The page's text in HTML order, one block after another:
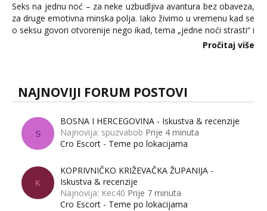
Seks na jednu noć – za neke uzbudljiva avantura bez obaveza,
za druge emotivna minska polja. Iako živimo u vremenu kad se
o seksu govori otvorenije nego ikad, tema „jedne noći strasti“ i
dalje izaziva burne rasprave. Što zapravo misle žene, a što
Pročitaj više
NAJNOVIJI FORUM POSTOVI
S
BOSNA I HERCEGOVINA - Iskustva & recenzije
Najnovija: spuzvabob Prije 4 minuta
Cro Escort - Teme po lokacijama
K
KOPRIVNIČKO KRIŽEVAČKA ŽUPANIJA -
Iskustva & recenzije
Najnovija: Kec40 Prije 7 minuta
Cro Escort - Teme po lokacijama